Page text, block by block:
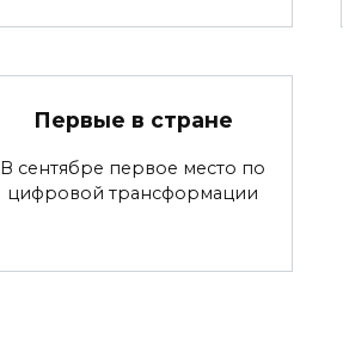
Первые в стране
В сентябре первое место по
цифровой трансформации